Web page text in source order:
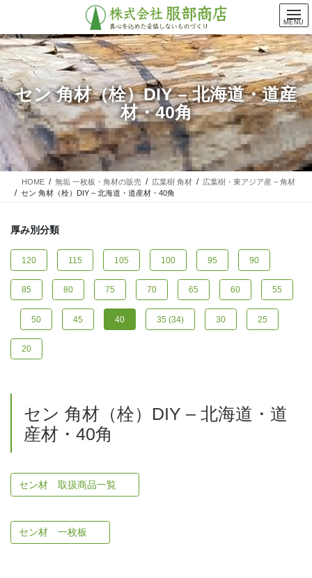
テ
ン
ツ
に
移
動
ゲ
ー
シ
ョ
ン
に
セン 角材（栓）DIY – 北海道・道産
材・40角
HOME 無垢 一枚板・角材の販売 広葉樹 角材
広葉樹・東アジア産 – 角材
セン 角材（栓）DIY – 北海道・道産材・40角
厚み別分類
120 115 105 100 95 90
85 80 75 70 65 60 55
50 45 40 35 (34) 30 25
20
セン 角材（栓）DIY – 北海道・道
産材・40角
セン材 取扱商品一覧
セン材 一枚板
MENU